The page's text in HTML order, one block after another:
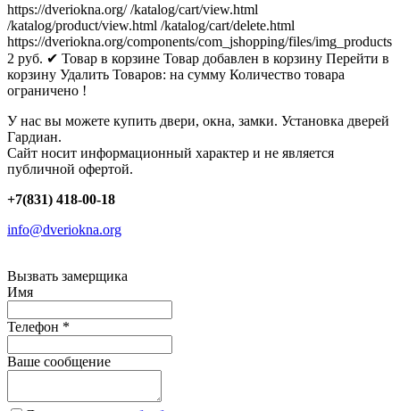
https://dveriokna.org/ /katalog/cart/view.html
/katalog/product/view.html /katalog/cart/delete.html
https://dveriokna.org/components/com_jshopping/files/img_products
2 руб. ✔ Товар в корзине Товар добавлен в корзину Перейти в
корзину Удалить Товаров: на сумму Количество товара
ограничено !
У нас вы можете купить двери, окна, замки. Установка дверей
Гардиан.
Сайт носит информационный характер и не является
публичной офертой.
+7(831) 418-00-18
info@dveriokna.org
Вызвать замерщика
Имя
Телефон *
Ваше сообщение